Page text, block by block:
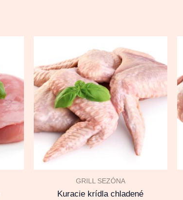
GRILL SEZÓNA
Kuracie krídla chladené